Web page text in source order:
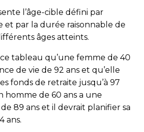
l’âge-cible défini par
et par la durée raisonnable de
âges atteints.
tableau qu’une femme de 40
de vie de 92 ans et qu’elle
fonds de retraite jusqu’à 97
homme de 60 ans a une
89 ans et il devrait planifier sa
ans.